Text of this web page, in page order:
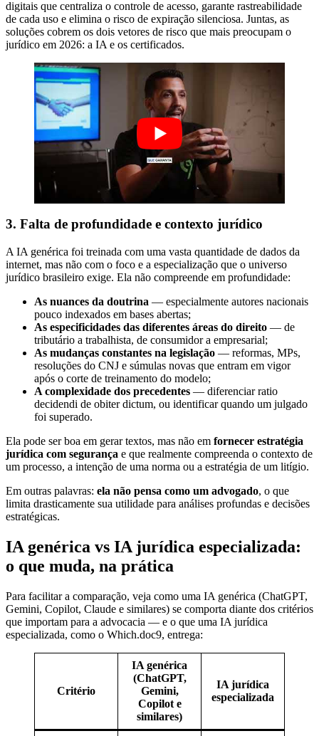
digitais que centraliza o controle de acesso, garante rastreabilidade
de cada uso e elimina o risco de expiração silenciosa. Juntas, as
soluções cobrem os dois vetores de risco que mais preocupam o
jurídico em 2026: a IA e os certificados.
3. Falta de profundidade e contexto jurídico
A IA genérica foi treinada com uma vasta quantidade de dados da
internet, mas não com o foco e a especialização que o universo
jurídico brasileiro exige. Ela não compreende em profundidade:
As nuances da doutrina — especialmente autores nacionais
pouco indexados em bases abertas;
As especificidades das diferentes áreas do direito — de
tributário a trabalhista, de consumidor a empresarial;
As mudanças constantes na legislação — reformas, MPs,
resoluções do CNJ e súmulas novas que entram em vigor
após o corte de treinamento do modelo;
A complexidade dos precedentes — diferenciar ratio
decidendi de obiter dictum, ou identificar quando um julgado
foi superado.
Ela pode ser boa em gerar textos, mas não em fornecer estratégia
jurídica com segurança e que realmente compreenda o contexto de
um processo, a intenção de uma norma ou a estratégia de um litígio.
Em outras palavras: ela não pensa como um advogado, o que
limita drasticamente sua utilidade para análises profundas e decisões
estratégicas.
IA genérica vs IA jurídica especializada:
o que muda, na prática
Para facilitar a comparação, veja como uma IA genérica (ChatGPT,
Gemini, Copilot, Claude e similares) se comporta diante dos critérios
que importam para a advocacia — e o que uma IA jurídica
especializada, como o Which.doc9, entrega:
Critério
IA genérica
(ChatGPT,
Gemini,
Copilot e
similares)
IA jurídica
especializada